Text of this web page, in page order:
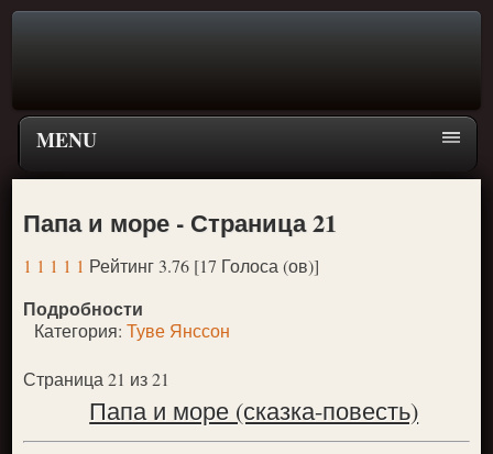
MENU
Главная страница
Поиск
ПЕРЕЙТИ К ГЛАВНОМУ МЕНЮ СКАЗОК
Новое
Папа и море - Страница 21
1 1 1 1 1 Рейтинг 3.76 [17 Голоса (ов)]
Подробности
Категория:Туве Янссон
Страница 21 из 21
Папа и море (сказка-повесть)